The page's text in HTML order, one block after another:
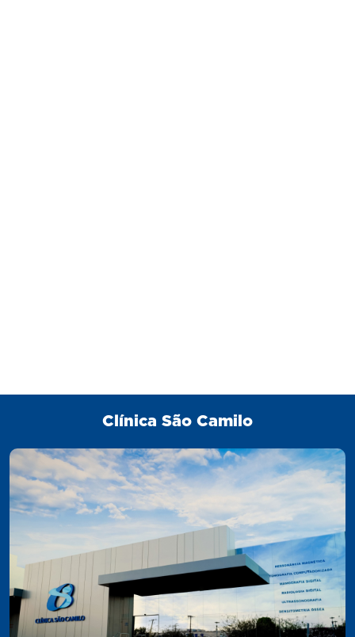
Clínica São Camilo